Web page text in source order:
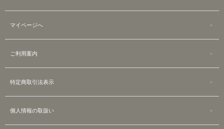
マイページへ
ご利用案内
特定商取引法表示
個人情報の取扱い